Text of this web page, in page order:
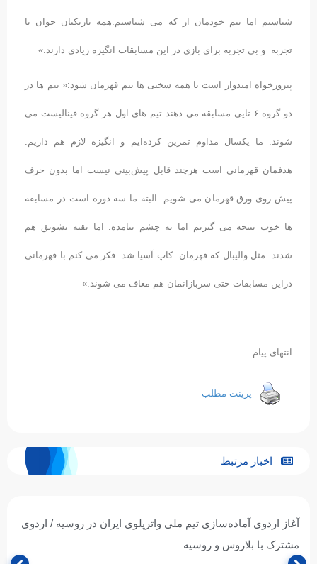
شناسیم اما تیم خودمان ار که می شناسیم.همه بازیکنان جوان با
تجربه و بی تجربه برای بازی در این مسابقات انگیزه زیادی دارند.»
پیروزخواه امیدوار است با همه سختی ها تیم قهرمان شود:« تیم ها در
دو گروه ۶ تایی مسابقه می دهند تیم های اول هر گروه فینالیست می
شوند. ما یکسال مداوم تمرین کرده‌ایم و انگیزه لازم هم داریم.
هدفمان قهرمانی است هرچند قابل پیش‌بینی نیست اما بدون حرف
پیش روی ورق قهرمان می شویم. البته ما سه دوره است در مسابقه
ها خوب نتیجه می گیریم اما به چشم نیامده. اما بقیه تشویق هم
شدند. مثل والیبال که قهرمان کاپ آسیا شد .فکر می کنم با قهرمانی
دراین مسابقات حتی سربازانمان هم معاف می شوند.»
انتهای پیام
پرینت مطلب
اخبار مرتبط
آغاز اردوی آماده‌سازی تیم ملی واترپلوی ایران در روسیه / اردوی
مشترک با بلاروس و روسیه